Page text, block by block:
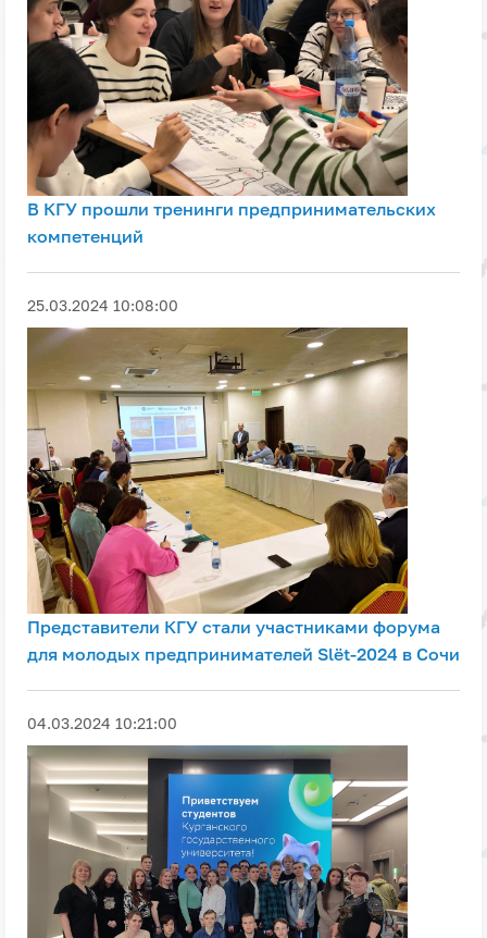
В КГУ прошли тренинги предпринимательских
компетенций
25.03.2024 10:08:00
Представители КГУ стали участниками форума
для молодых предпринимателей Slёt-2024 в Сочи
04.03.2024 10:21:00